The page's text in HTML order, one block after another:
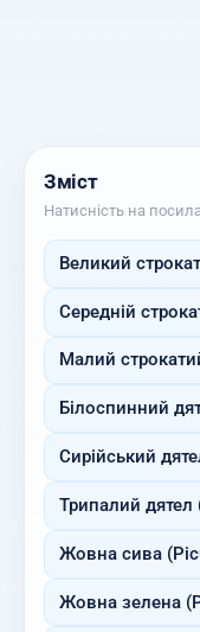
Зміст
Натисність на
Великий
Середній
Малий
Білоспинний
Сирійський
Трипалий
Жовна сива
Жовна зелена